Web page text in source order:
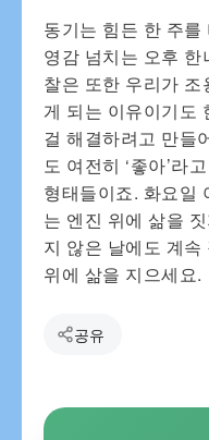
동기는 힘든 한 주
영감 넘치는 오후
찰은 또한 우리가
게 되는 이유이기도
걸 해결하려고 만들
도 여전히 ‘좋아’라
형태들이죠. 화요일
는 엔진 위에 삶을
지 않은 날에도 계
위에 삶을 지으세요.
공유